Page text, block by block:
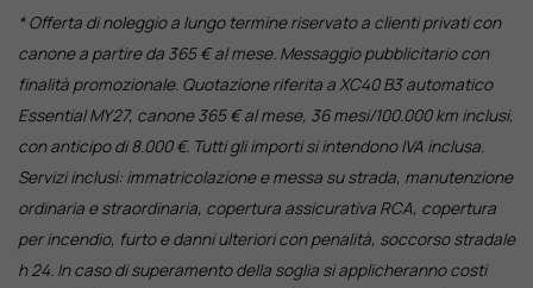
* Offerta di noleggio a lungo termine riservato a clienti privati con
canone a partire da 365 € al mese. Messaggio pubblicitario con
finalità promozionale. Quotazione riferita a XC40 B3 automatico
Essential MY27, canone 365 € al mese, 36 mesi/100.000 km inclusi,
con anticipo di 8.000 €. Tutti gli importi si intendono IVA inclusa.
Servizi inclusi: immatricolazione e messa su strada, manutenzione
ordinaria e straordinaria, copertura assicurativa RCA, copertura
per incendio, furto e danni ulteriori con penalità, soccorso stradale
h 24. In caso di superamento della soglia si applicheranno costi